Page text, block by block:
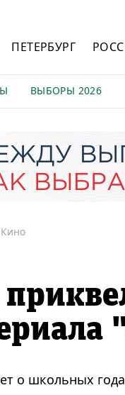
ПЕТЕРБУРГ
ВЫБОРЫ 2026
Кино
о школьных